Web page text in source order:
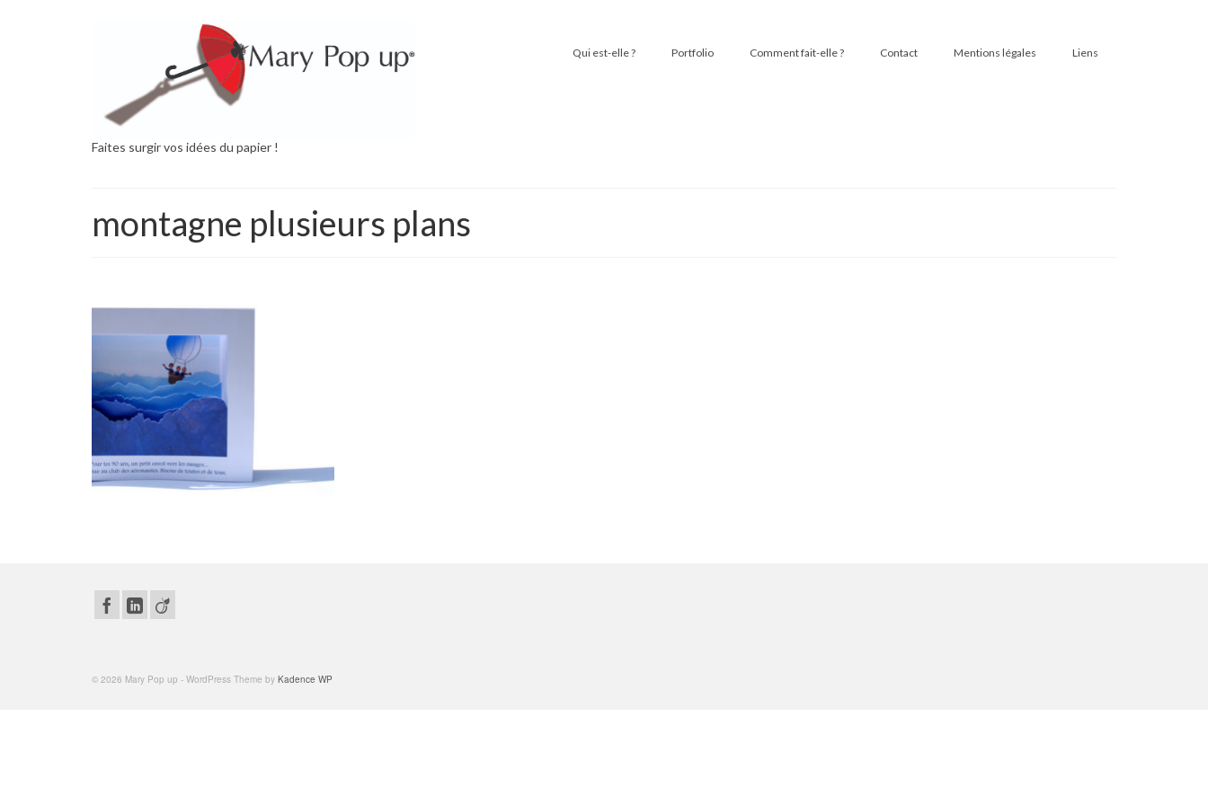
Faites surgir vos idées du papier !
Qui est-elle ? Portfolio Comment fait-elle ? Contact Mentions légales Liens
montagne plusieurs plans
© 2026 Mary Pop up - WordPress Theme by Kadence WP